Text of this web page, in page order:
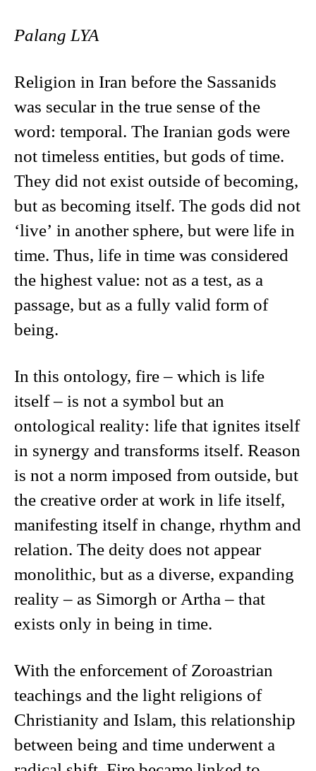
Palang LYA
Religion in Iran before the Sassanids
was secular in the true sense of the
word: temporal. The Iranian gods were
not timeless entities, but gods of time.
They did not exist outside of becoming,
but as becoming itself. The gods did not
‘live’ in another sphere, but were life in
time. Thus, life in time was considered
the highest value: not as a test, as a
passage, but as a fully valid form of
being.
In this ontology, fire – which is life
itself – is not a symbol but an
ontological reality: life that ignites itself
in synergy and transforms itself. Reason
is not a norm imposed from outside, but
the creative order at work in life itself,
manifesting itself in change, rhythm and
relation. The deity does not appear
monolithic, but as a diverse, expanding
reality – as Simorgh or Artha – that
exists only in being in time.
With the enforcement of Zoroastrian
teachings and the light religions of
Christianity and Islam, this relationship
between being and time underwent a